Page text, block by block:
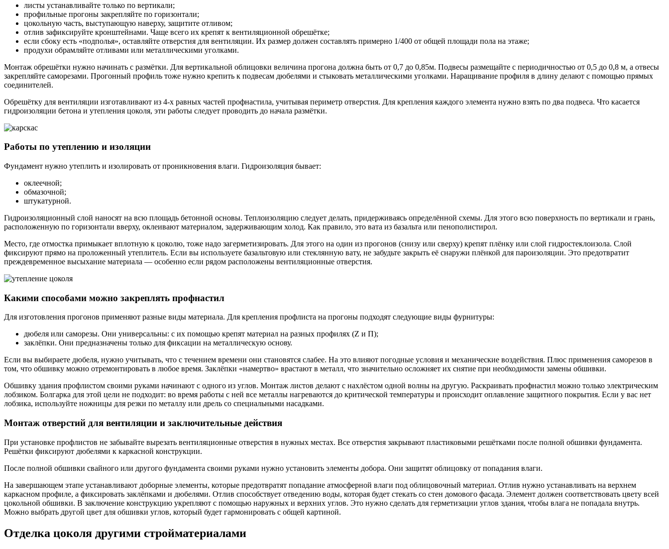
листы устанавливайте только по вертикали;
профильные прогоны закрепляйте по горизонтали;
цокольную часть, выступающую наверху, защитите отливом;
отлив зафиксируйте кронштейнами. Чаще всего их крепят к вентиляционной обрешётке;
если сбоку есть «подполья», оставляйте отверстия для вентиляции. Их размер должен составлять примерно 1/400 от общей площади пола на этаже;
продухи обрамляйте отливами или металлическими уголками.
Монтаж обрешётки нужно начинать с размётки. Для вертикальной облицовки величина прогона должна быть от 0,7 до 0,85м. Подвесы размещайте с периодичностью от 0,5 до 0,8 м, а отвесы
закрепляйте саморезами. Прогонный профиль тоже нужно крепить к подвесам дюбелями и стыковать металлическими уголками. Наращивание профиля в длину делают с помощью прямых
соединителей.
Обрешётку для вентиляции изготавливают из 4-х равных частей профнастила, учитывая периметр отверстия. Для крепления каждого элемента нужно взять по два подвеса. Что касается
гидроизоляции бетона и утепления цоколя, эти работы следует проводить до начала размётки.
Работы по утеплению и изоляции
Фундамент нужно утеплить и изолировать от проникновения влаги. Гидроизоляция бывает:
оклеечной;
обмазочной;
штукатурной.
Гидроизоляционный слой наносят на всю площадь бетонной основы. Теплоизоляцию следует делать, придерживаясь определённой схемы. Для этого всю поверхность по вертикали и грань,
расположенную по горизонтали вверху, оклеивают материалом, задерживающим холод. Как правило, это вата из базальта или пенополистирол.
Место, где отмостка примыкает вплотную к цоколю, тоже надо загерметизировать. Для этого на один из прогонов (снизу или сверху) крепят плёнку или слой гидростеклоизола. Слой
фиксируют прямо на проложенный утеплитель. Если вы используете базальтовую или стеклянную вату, не забудьте закрыть её снаружи плёнкой для пароизоляции. Это предотвратит
преждевременное высыхание материала — особенно если рядом расположены вентиляционные отверстия.
Какими способами можно закреплять профнастил
Для изготовления прогонов применяют разные виды материала. Для крепления профлиста на прогоны подходят следующие виды фурнитуры:
дюбеля или саморезы. Они универсальны: с их помощью крепят материал на разных профилях (Z и П);
заклёпки. Они предназначены только для фиксации на металлическую основу.
Если вы выбираете дюбеля, нужно учитывать, что с течением времени они становятся слабее. На это влияют погодные условия и механические воздействия. Плюс применения саморезов в
том, что обшивку можно отремонтировать в любое время. Заклёпки «намертво» врастают в металл, что значительно осложняет их снятие при необходимости замены обшивки.
Обшивку здания профлистом своими руками начинают с одного из углов. Монтаж листов делают с нахлёстом одной волны на другую. Раскраивать профнастил можно только электрическим
лобзиком. Болгарка для этой цели не подходит: во время работы с ней все металлы нагреваются до критической температуры и происходит оплавление защитного покрытия. Если у вас нет
лобзика, используйте ножницы для резки по металлу или дрель со специальными насадками.
Монтаж отверстий для вентиляции и заключительные действия
При установке профлистов не забывайте вырезать вентиляционные отверстия в нужных местах. Все отверстия закрывают пластиковыми решётками после полной обшивки фундамента.
Решётки фиксируют дюбелями к каркасной конструкции.
После полной обшивки свайного или другого фундамента своими руками нужно установить элементы добора. Они защитят облицовку от попадания влаги.
На завершающем этапе устанавливают доборные элементы, которые предотвратят попадание атмосферной влаги под облицовочный материал. Отлив нужно устанавливать на верхнем
каркасном профиле, а фиксировать заклёпками и дюбелями. Отлив способствует отведению воды, которая будет стекать со стен домового фасада. Элемент должен соответствовать цвету всей
цокольной обшивки. В заключение конструкцию укрепляют с помощью наружных и верхних углов. Это нужно сделать для герметизации углов здания, чтобы влага не попадала внутрь.
Можно выбрать другой цвет для обшивки углов, который будет гармонировать с общей картиной.
Отделка цоколя другими стройматериалами